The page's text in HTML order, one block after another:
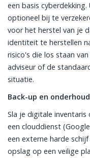
een basis
optioneel bij te
voor het herstel van je
identiteit te herstellen
risico's die los staan
adviseur of de
situatie.
Back-up en onderhoud
Sla je digitale inventaris
een clouddienst
een externe harde
opslag op een veilige